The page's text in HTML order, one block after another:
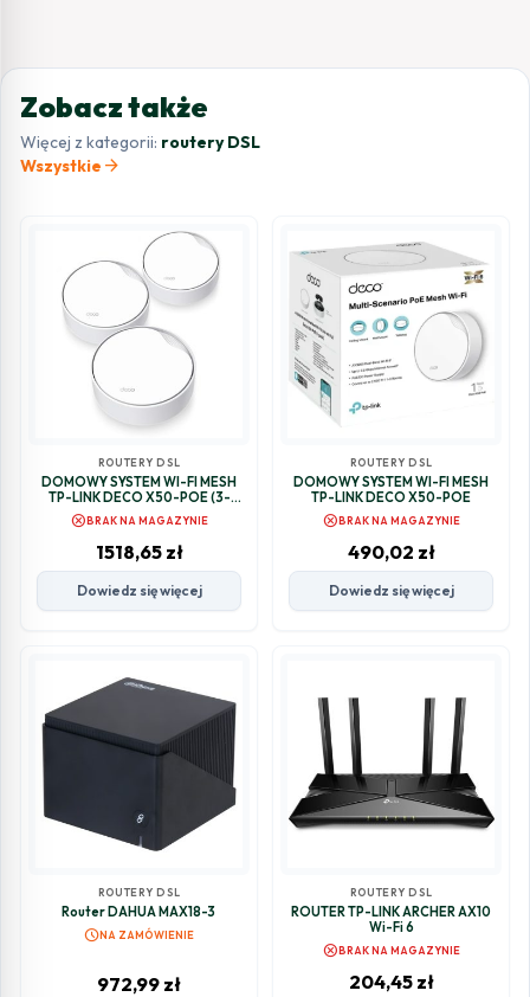
Zobacz także
Więcej z kategorii: routery DSL
Wszystkie arrow_forward
ROUTERY DSL
DOMOWY SYSTEM WI-FI MESH
TP-LINK DECO X50-POE (3-
PACK)
cancelBRAK NA MAGAZYNIE
1518,65 zł
Dowiedz się więcej
ROUTERY DSL
DOMOWY SYSTEM WI-FI MESH
TP-LINK DECO X50-POE
cancelBRAK NA MAGAZYNIE
490,02 zł
Dowiedz się więcej
ROUTERY DSL
Router DAHUA MAX18-3
scheduleNA ZAMÓWIENIE
972,99 zł
ROUTERY DSL
ROUTER TP-LINK ARCHER AX10
Wi-Fi 6
cancelBRAK NA MAGAZYNIE
204,45 zł